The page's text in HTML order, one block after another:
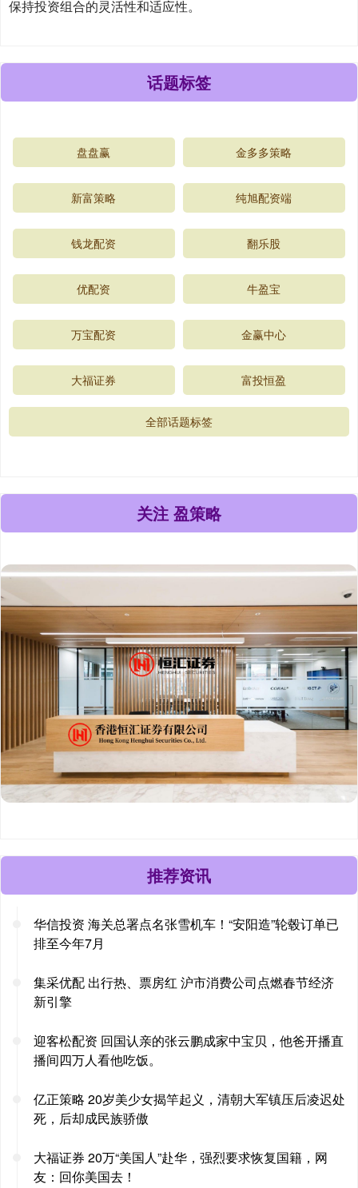
保持投资组合的灵活性和适应性。
话题标签
盘盘赢 金多多策略
新富策略 纯旭配资端
钱龙配资 翻乐股
优配资 牛盈宝
万宝配资 金赢中心
大福证券 富投恒盈
全部话题标签
关注 盈策略
推荐资讯
华信投资 海关总署点名张雪机车！“安阳造”轮毂订单已
排至今年7月
集采优配 出行热、票房红 沪市消费公司点燃春节经济
新引擎
迎客松配资 回国认亲的张云鹏成家中宝贝，他爸开播直
播间四万人看他吃饭。
亿正策略 20岁美少女揭竿起义，清朝大军镇压后凌迟处
死，后却成民族骄傲
大福证券 20万“美国人”赴华，强烈要求恢复国籍，网
友：回你美国去！